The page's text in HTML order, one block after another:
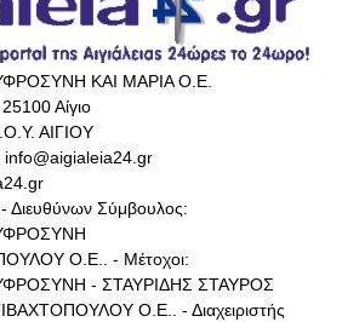
ΚΑΙ ΜΑΡΙΑ Ο.Ε.
Αίγιο
ΑΙΓΙΟΥ
Σύμβουλος:
Ο.Ε.. - Μέτοχοι:
- ΣΤΑΥΡΙΔΗΣ ΣΤΑΥΡΟΣ
Ο.Ε.. - Διαχειριστής